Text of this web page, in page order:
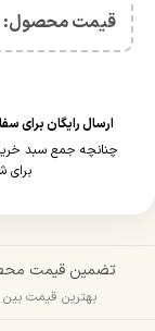
قیمت محصول:​
ارسال رایگان برای سفارش های بالای 2
برای
تضمین قیمت
بهترین قیمت بین